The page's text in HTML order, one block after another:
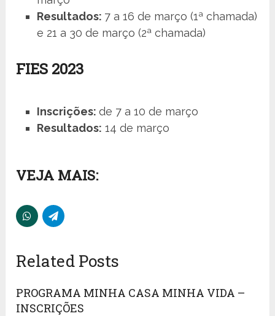
Resultados: 7 a 16 de março (1ª chamada)
e 21 a 30 de março (2ª chamada)
FIES 2023
Inscrições:de 7 a 10 de março
Resultados: 14 de março
VEJA MAIS:
Related Posts
PROGRAMA MINHA CASA MINHA VIDA –
INSCRIÇÕES